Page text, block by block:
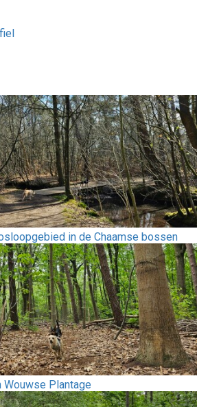
in de Chaamse bossen
Wouwse Plantage